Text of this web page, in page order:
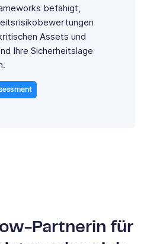
befähigt,
Assets und
Ihre Sicherheitslage
Partnerin für